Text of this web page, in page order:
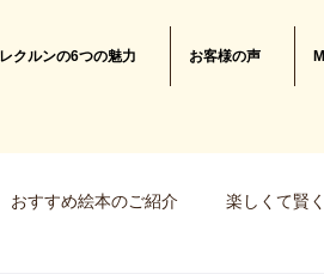
レクルンの6つの魅力 お客様の声
おすすめ絵本のご紹介 楽しくて賢